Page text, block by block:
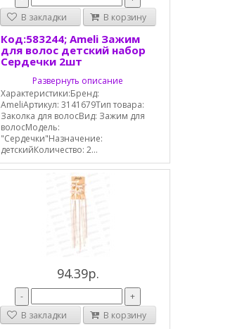
В закладки
В корзину
Код:583244; Ameli Зажим
для волос детский набор
Сердечки 2шт
Развернуть описание
Характеристики:Бренд:
AmeliАртикул: 3141679Тип товара:
Заколка для волосВид: Зажим для
волосМодель:
"Сердечки"Назначение:
детскийКоличество: 2...
94.39р.
-
+
В закладки
В корзину